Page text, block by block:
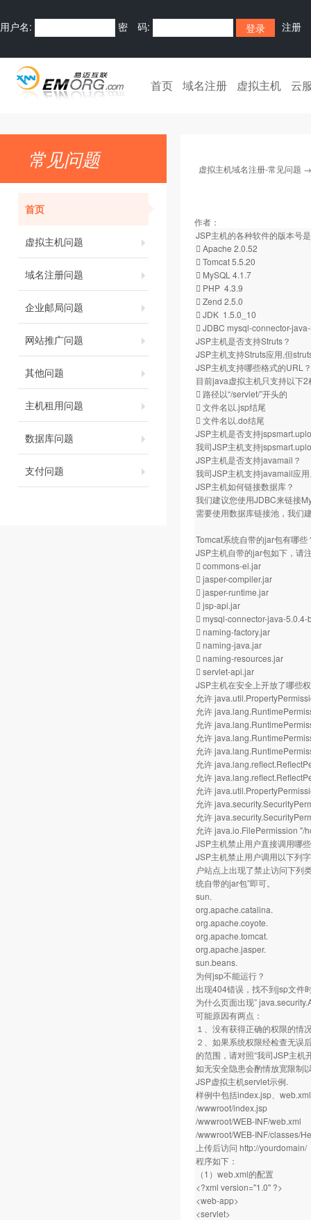
用户名: 密 码: 注册
首页 域名注册 虚拟主机 云
常见问题
首页
虚拟主机问题
域名注册问题
企业邮局问题
网站推广问题
其他问题
主机租用问题
数据库问题
支付问题
虚拟主机域名注册-常见问题
作者：
JSP主机的各种软件的版本号
 Apache 2.0.52
 Tomcat 5.5.20
 MySQL 4.1.7
 PHP 4.3.9
 Zend 2.5.0
 JDK 1.5.0_10
 JDBC mysql-connector-
JSP主机是否支持Struts？
JSP主机支持Struts应用,但
JSP主机支持哪些格式的URL？
目前java虚拟主机只支持以下2
 路径以“/servlet/”开头的
 文件名以.jsp结尾
 文件名以.do结尾
JSP主机是否支持
我司JSP主机支持
JSP主机是否支持javamail？
我司JSP主机支持javamail应
JSP主机如何链接数据库？
我们建议您使用JDBC来链接
需要使用数据库链接池，我们
Tomcat系统自带的jar包有哪些
JSP主机自带的jar包如下，请
 commons-el.jar
 jasper-compiler.jar
 jasper-runtime.jar
 jsp-api.jar
 mysql-connector-java-5.0.4-
 naming-factory.jar
 naming-java.jar
 naming-resources.jar
 servlet-api.jar
JSP主机在安全上开放了哪些
允许
允许
允许
允许
允许
允许
允许
允许
允许
允许
允许 java.io.FilePermission "/
JSP主机禁止用户直接调用哪
JSP主机禁止用户调用以下列
户站点上出现了禁止访问下列
统自带的jar包”即可。
sun.
org.apache.catalina.
org.apache.coyote.
org.apache.tomcat.
org.apache.jasper.
sun.beans.
为何jsp不能运行？
出现404错误，找不到jsp文件
为什么页面出现”
可能原因有两点：
１、没有获得正确的权限的情
２、如果系统权限经检查无误
的范围，请对照“我司JSP主机
如无安全隐患会酌情放宽限制
JSP虚拟主机servlet示例.
样例中包括index.jsp、
/wwwroot/index.jsp
/wwwroot/WEB-INF/web.xml
/wwwroot/WEB-INF/classes/
上传后访问 http://yourdomain/
程序如下：
（1）web.xml的配置
<?xml version="1.0" ?>
<web-app>
<servlet>